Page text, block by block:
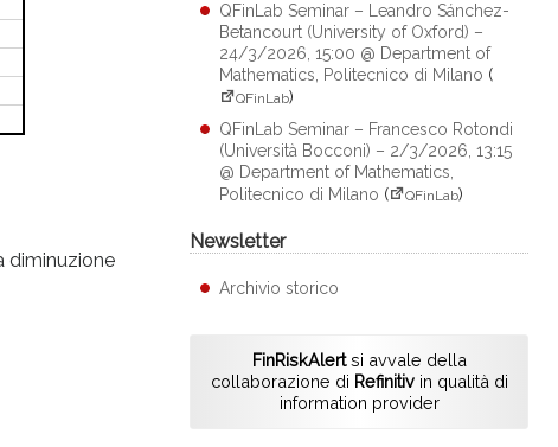
diminuzione
QFinLab Seminar – Leandro Sánchez-
Betancourt (University of Oxford) –
24/3/2026, 15:00 @ Department of
Mathematics, Politecnico di Milano (
QFinLab)
QFinLab Seminar – Francesco Rotondi
(Università Bocconi) – 2/3/2026, 13:15
@ Department of Mathematics,
Politecnico di Milano ( QFinLab)
Newsletter
Archivio storico
FinRiskAlertsi avvale della
collaborazione di Refinitivin qualità di
information provider